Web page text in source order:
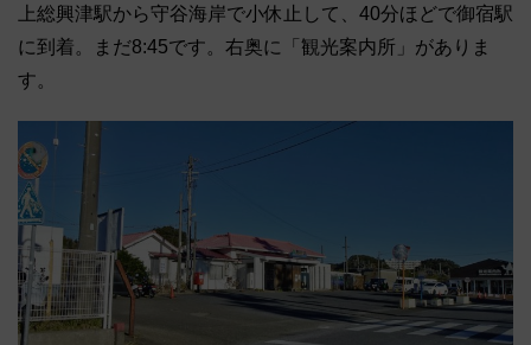
上総興津駅から守谷海岸で小休止して、40分ほどで御宿駅
に到着。まだ8:45です。右奥に「観光案内所」がありま
す。